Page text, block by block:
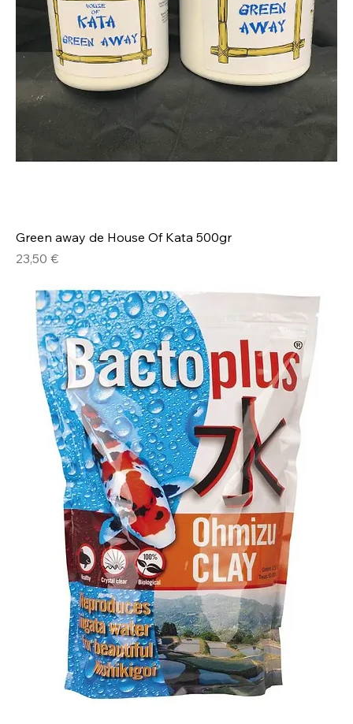
Green away de House Of Kata 500gr
Prix
23,50 €